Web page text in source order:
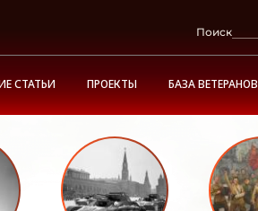
Поиск
СТАТЬИ ПРОЕКТЫ БАЗА ВЕТЕРАНОВ